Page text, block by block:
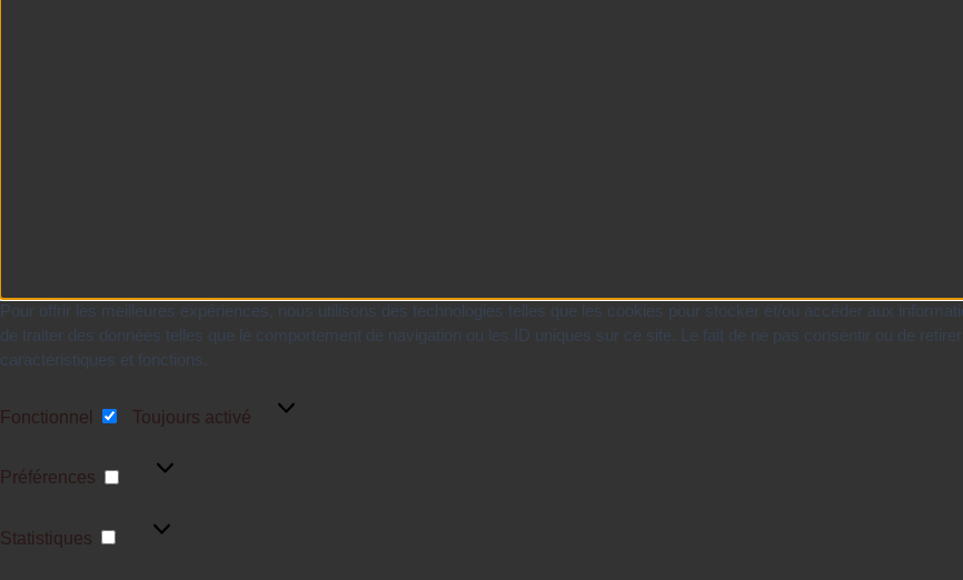
Pour offrir les meilleures expériences, nous utilisons des technologies telles que les cookies pour stocker et/ou accéder aux
de traiter des données telles que le comportement de navigation ou les ID uniques sur ce site. Le fait de ne pas consentir ou de
caractéristiques et fonctions.
Fonctionnel Toujours activé
Préférences
Préférences
Statistiques
Statistiques